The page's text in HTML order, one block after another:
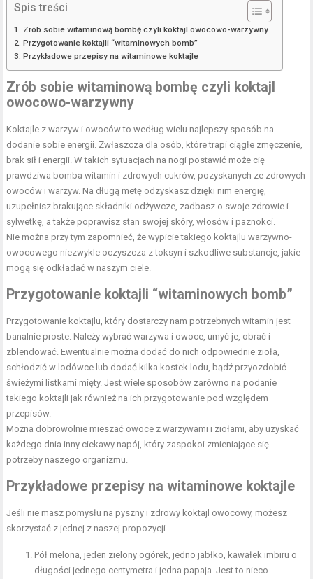
Spis treści
Zrób sobie witaminową bombę czyli koktajl owocowo-warzywny
Przygotowanie koktajli “witaminowych bomb”
Przykładowe przepisy na witaminowe koktajle
Zrób sobie witaminową bombę czyli koktajl
owocowo-warzywny
Koktajle z warzyw i owoców to według wielu najlepszy sposób na
dodanie sobie energii. Zwłaszcza dla osób, które trapi ciągłe zmęczenie,
brak sił i energii. W takich sytuacjach na nogi postawić może cię
prawdziwa bomba witamin i zdrowych cukrów, pozyskanych ze zdrowych
owoców i warzyw. Na długą metę odzyskasz dzięki nim energię,
uzupełnisz brakujące składniki odżywcze, zadbasz o swoje zdrowie i
sylwetkę, a także poprawisz stan swojej skóry, włosów i paznokci.
Nie można przy tym zapomnieć, że wypicie takiego koktajlu warzywno-
owocowego niezwykle oczyszcza z toksyn i szkodliwe substancje, jakie
mogą się odkładać w naszym ciele.
Przygotowanie koktajli “witaminowych bomb”
Przygotowanie koktajlu, który dostarczy nam potrzebnych witamin jest
banalnie proste. Należy wybrać warzywa i owoce, umyć je, obrać i
zblendować. Ewentualnie można dodać do nich odpowiednie zioła,
schłodzić w lodówce lub dodać kilka kostek lodu, bądź przyozdobić
świeżymi listkami mięty. Jest wiele sposobów zarówno na podanie
takiego koktajli jak również na ich przygotowanie pod względem
przepisów.
Można dobrowolnie mieszać owoce z warzywami i ziołami, aby uzyskać
każdego dnia inny ciekawy napój, który zaspokoi zmieniające się
potrzeby naszego organizmu.
Przykładowe przepisy na witaminowe koktajle
Jeśli nie masz pomysłu na pyszny i zdrowy koktajl owocowy, możesz
skorzystać z jednej z naszej propozycji.
Pół melona, jeden zielony ogórek, jedno jabłko, kawałek imbiru o
długości jednego centymetra i jedna papaja. Jest to nieco